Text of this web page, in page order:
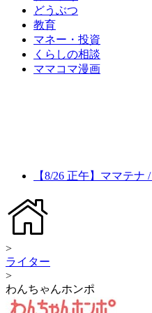
どうぶつ
教育
マネー・投資
くらしの相談
ママコマ漫画
【8/26 正午】ママテ
>
ライター
>
わんちゃんホンポ